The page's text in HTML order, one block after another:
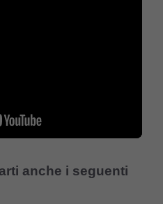
anche i seguenti